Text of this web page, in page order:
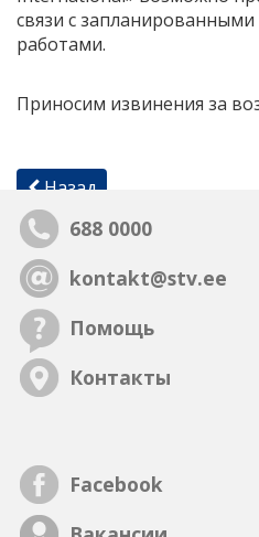
связи с
работами.
Приносим извинения за
Назад
688 0000
kontakt@stv.ee
Помощь
Контакты
Facebook